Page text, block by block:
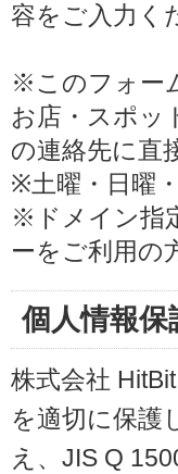
容をご入力く
※このフォー
お店・スポッ
の連絡先に直
※土曜・日曜
※ドメイン指
ーをご利用の
個人情報保
株式会社
を適切に保護
え、JIS Q